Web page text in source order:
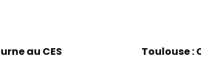
au CES
Toulouse :